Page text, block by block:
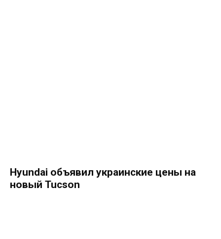
Hyundai объявил украинские цены на
новый Tucson